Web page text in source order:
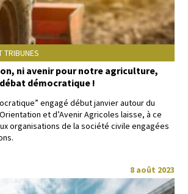
TRIBUNES
ni avenir pour notre agriculture,
démocratique !
engagé début jan­vi­er autour du
et d’Avenir Agri­coles laisse, à ce
organ­i­sa­tions de la société civile engagées
8 août 2023